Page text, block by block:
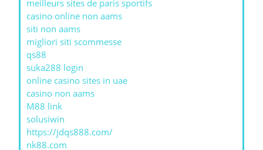
meilleurs sites de paris sportifs
casino online non aams
siti non aams
migliori siti scommesse
qs88
suka288 login
online casino sites in uae
casino non aams
M88 link
solusiwin
https://jdqs888.com/
nk88.com